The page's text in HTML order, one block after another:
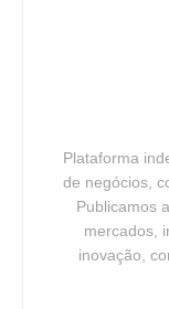
Plataforma
de negócios,
Publicamos
mercados,
inovação,